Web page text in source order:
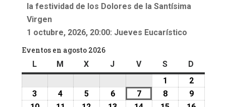
la festividad de los Dolores de la Santísima
Virgen
1 octubre, 2026, 20:00: Jueves Eucarístico
Eventos en agosto 2026
LlunesM martes
Xmiércoles
J jueves
Vviernes
Ssábado
D
1
agosto,
22
agosto,
3 4 55
66
77
88
99